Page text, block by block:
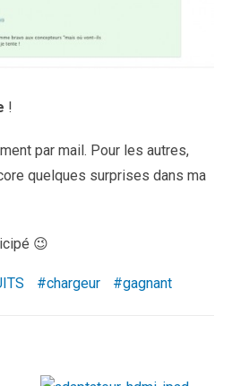
!
par mail. Pour les autres,
quelques surprises dans ma
😉
chargeur gagnant